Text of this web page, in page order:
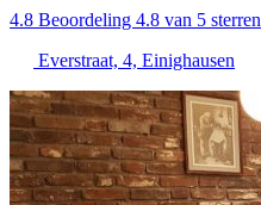
4.8 Beoordeling 4.8 van 5 sterren
Everstraat, 4, Einighausen